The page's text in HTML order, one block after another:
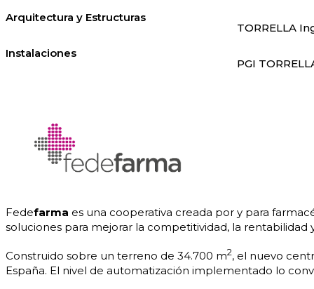
Arquitectura y Estructuras
TORRELLA
Instalaciones
PGI
Fedefarma es una cooperativa creada por y para
soluciones para mejorar la competitividad, la
Construido sobre un terreno de 34.700 m2, el nuevo
España. El nivel de automatización implementado lo